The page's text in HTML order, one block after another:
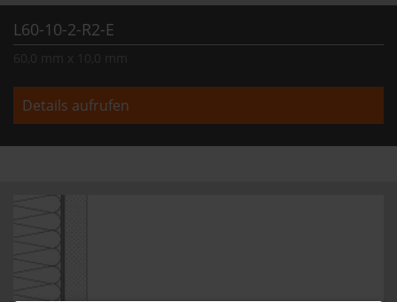
L60-10-2-R2-E
Details aufrufen